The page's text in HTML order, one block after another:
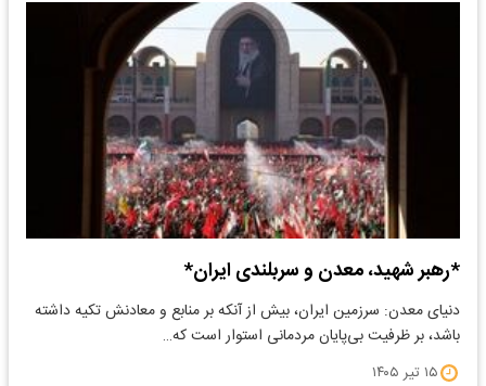
*رهبر شهید، معدن و سربلندی ایران*
دنیای معدن: سرزمین ایران، بیش از آنکه بر منابع و معادنش تکیه داشته
باشد، بر ظرفیت بی‌پایان مردمانی استوار است که…
۱۵ تیر ۱۴۰۵